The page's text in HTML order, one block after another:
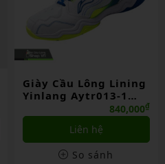
Giày Cầu Lông Lining
Yinlang Aytr013-1
Trắng Chính Hãng840,000₫
Liên hệ
So sánh